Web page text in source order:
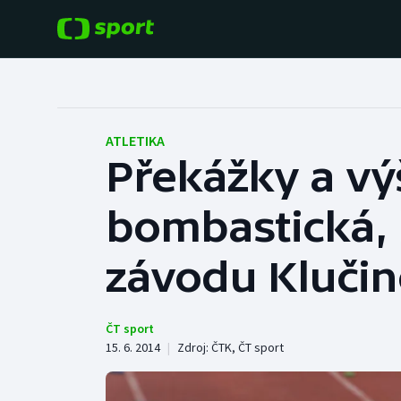
Hokej
Tenis
Atletika
Baseball a softbal
Basketbal
Biatlon
ATLETIKA
Překážky a
závodu
ČT sport
15. 6. 2014 | Zdroj: ČTK, ČT sport